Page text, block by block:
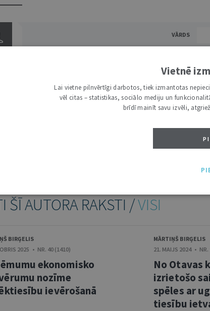
VĀRDS
ŠĪ AUTORA RAKSTI /VISI
BIRĢELIS
2025 • NR. 40 (1410)
ekonomisko
nozīme
ievērošanā
MĀRTIŅŠ BIRĢELIS
21. MAIJS 2024 • NR.
No Otavas
izrietošo
spēles ar
tiesību
Vietnē
Lai vietne pilnvērtīgi darbotos, tiek izmantotas
vēl citas – statistikas, sociālo mediju un
brīdī mainīt savu izvēli,